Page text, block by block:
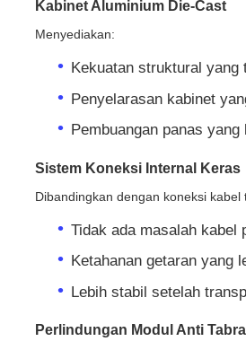
Kabinet Aluminium Die-Cast
Menyediakan:
Kekuatan struktural yang
Penyelarasan kabinet
Pembuangan panas yang
Sistem Koneksi Internal Keras
Dibandingkan dengan koneksi kabel
Tidak ada masalah kabel
Ketahanan getaran yang
Lebih stabil setelah
Perlindungan Modul Anti